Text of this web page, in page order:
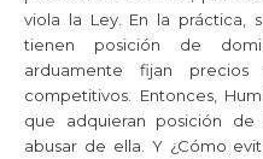
viola la Ley. En la práctica,
tienen posición de
arduamente fijan
competitivos. Entonces,
que adquieran posición
abusar de ella. Y ¿Cómo